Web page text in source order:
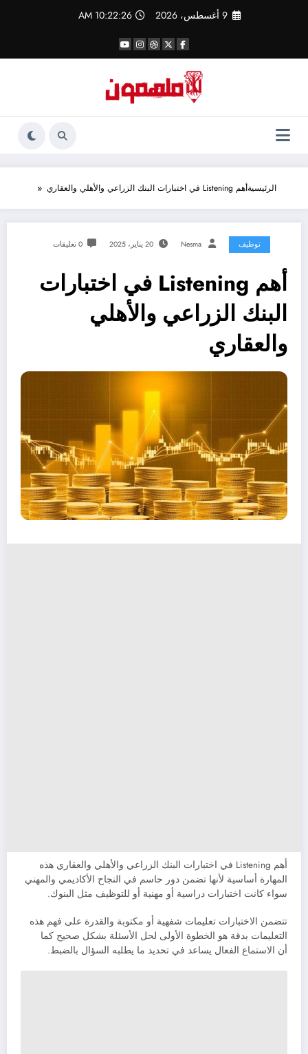
9 أغسطس، 2026 10:22:26 AM
الرئيسيةأهم Listening في اختبارات البنك الزراعي والأهلي والعقاري
توظيف Nesma 20 يناير، 2025 0 تعليقات
أهم Listening في اختبارات
البنك الزراعي والأهلي
والعقاري
أهم Listening في اختبارات البنك الزراعي والأهلي والعقاري هذه
المهارة أساسية لأنها تضمن دور حاسم في النجاح الأكاديمي والمهني
سواء كانت اختبارات دراسية أو مهنية أو للتوظيف مثل البنوك.
تتضمن الاختبارات تعليمات شفهية أو مكتوبة والقدرة على فهم هذه
التعليمات بدقة هو الخطوة الأولى لحل الأسئلة بشكل صحيح كما
أن الاستماع الفعال يساعد في تحديد ما يطلبه السؤال بالضبط.